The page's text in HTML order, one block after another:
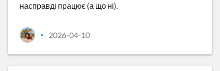
насправді працює (а що ні).
• 2026-04-10